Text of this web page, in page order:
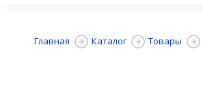
Главная Каталог Товары